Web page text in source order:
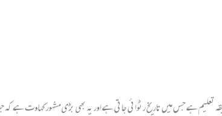
تعلیم ہے جس میں تاریخ رٹوائی جاتی ہے اور یہ بھی بڑی مشہور کہاوت ہے کہ